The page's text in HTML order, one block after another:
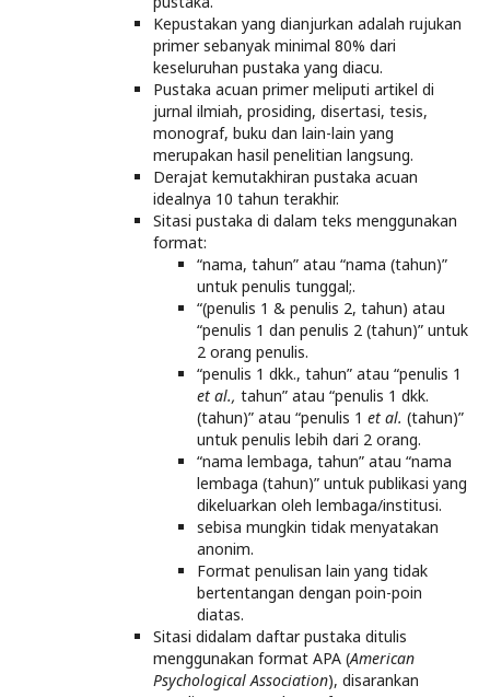
Kepustakan yang dianjurkan adalah rujukan
primer sebanyak minimal 80% dari
keseluruhan pustaka yang diacu.
Pustaka acuan primer meliputi artikel di
jurnal ilmiah, prosiding, disertasi, tesis,
monograf, buku dan lain-lain yang
merupakan hasil penelitian langsung.
Derajat kemutakhiran pustaka acuan
idealnya 10 tahun terakhir.
Sitasi pustaka di dalam teks menggunakan
format:
“nama, tahun” atau “nama (tahun)”
untuk penulis tunggal;.
“(penulis 1 & penulis 2, tahun) atau
“penulis 1 dan penulis 2 (tahun)” untuk
2 orang penulis.
“penulis 1 dkk., tahun” atau “penulis 1
et al., tahun” atau “penulis 1 dkk.
(tahun)” atau “penulis 1 et al. (tahun)”
untuk penulis lebih dari 2 orang.
“nama lembaga, tahun” atau “nama
lembaga (tahun)” untuk publikasi yang
dikeluarkan oleh lembaga/institusi.
sebisa mungkin tidak menyatakan
anonim.
Format penulisan lain yang tidak
bertentangan dengan poin-poin
diatas.
Sitasi didalam daftar pustaka ditulis
menggunakan format APA (American
Psychological Association), disarankan